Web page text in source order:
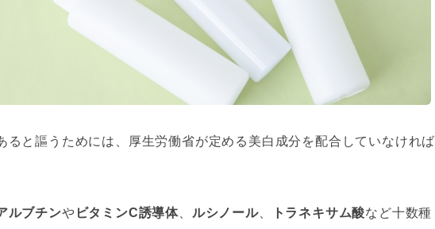
ると謳うためには、厚生労働省が定める美白成分を配合していなければ
ルブチンや ビタミンC誘導体 ルシノール、 トラネキサム酸など十数種